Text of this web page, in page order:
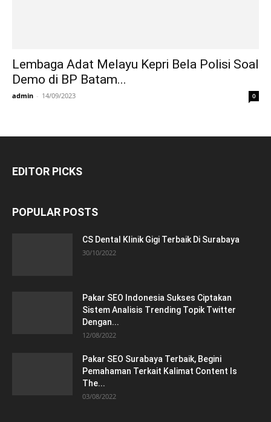
Lembaga Adat Melayu Kepri Bela Polisi Soal
Demo di BP Batam...
admin - 14/09/2023 0
EDITOR PICKS
POPULAR POSTS
CS Dental Klinik Gigi Terbaik Di Surabaya
30/10/2022
Pakar SEO Indonesia Sukses Ciptakan
Sistem Analisis Trending Topik Twitter
Dengan...
12/08/2022
Pakar SEO Surabaya Terbaik, Begini
Pemahaman Terkait Kalimat Content Is
The...
03/08/2022